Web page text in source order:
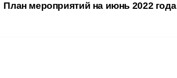
План мероприятий на июнь 2022 года